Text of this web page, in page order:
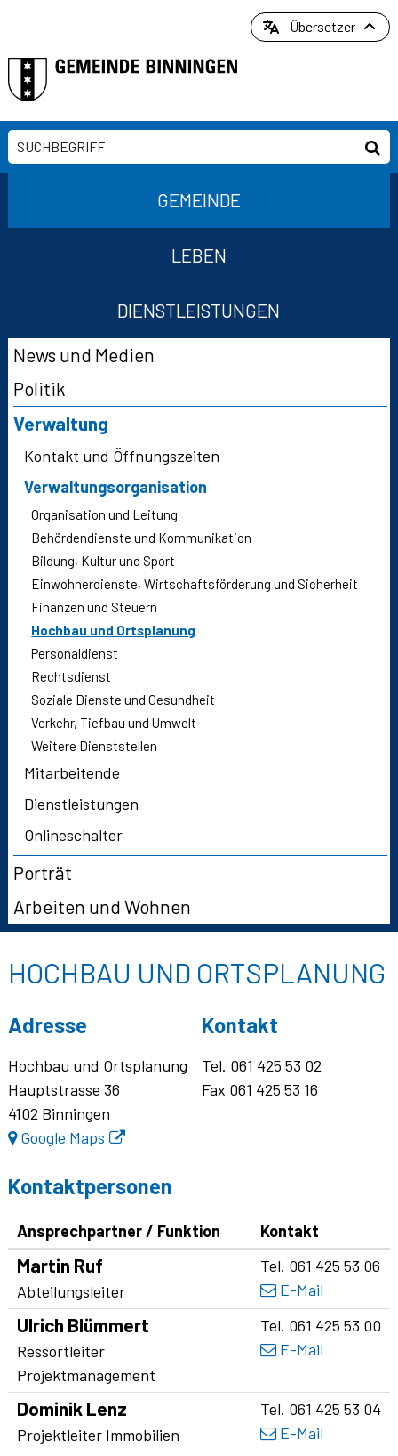
Übersetzer
GEMEINDE
LEBEN
DIENSTLEISTUNGEN
Suchformular
Suchbegriff
Subnavigation
News und Medien
Politik
Verwaltung
Kontakt und Öffnungszeiten
Verwaltungsorganisation
Organisation und Leitung
Behördendienste und Kommunikation
Bildung, Kultur und Sport
Einwohnerdienste, Wirtschaftsförderung und Sicherheit
Finanzen und Steuern
Hochbau und Ortsplanung
Personaldienst
Rechtsdienst
Soziale Dienste und Gesundheit
Verkehr, Tiefbau und Umwelt
Weitere Dienststellen
Mitarbeitende
Dienstleistungen
Onlineschalter
Porträt
Arbeiten und Wohnen
HOCHBAU UND ORTSPLANUNG
Adresse
Hochbau und Ortsplanung
Hauptstrasse 36
4102 Binningen
Google Maps
Kontakt
Tel. 061 425 53 02
Fax 061 425 53 16
Kontaktpersonen
Ansprechpartner / Funktion Kontakt
Martin Ruf
Funktion
Abteilungsleiter
Tel. 061 425 53 06
E-Mail
Ulrich Blümmert
Funktion
Ressortleiter
Projektmanagement
Tel. 061 425 53 00
E-Mail
Dominik Lenz
Funktion
Projektleiter Immobilien
Tel. 061 425 53 04
E-Mail